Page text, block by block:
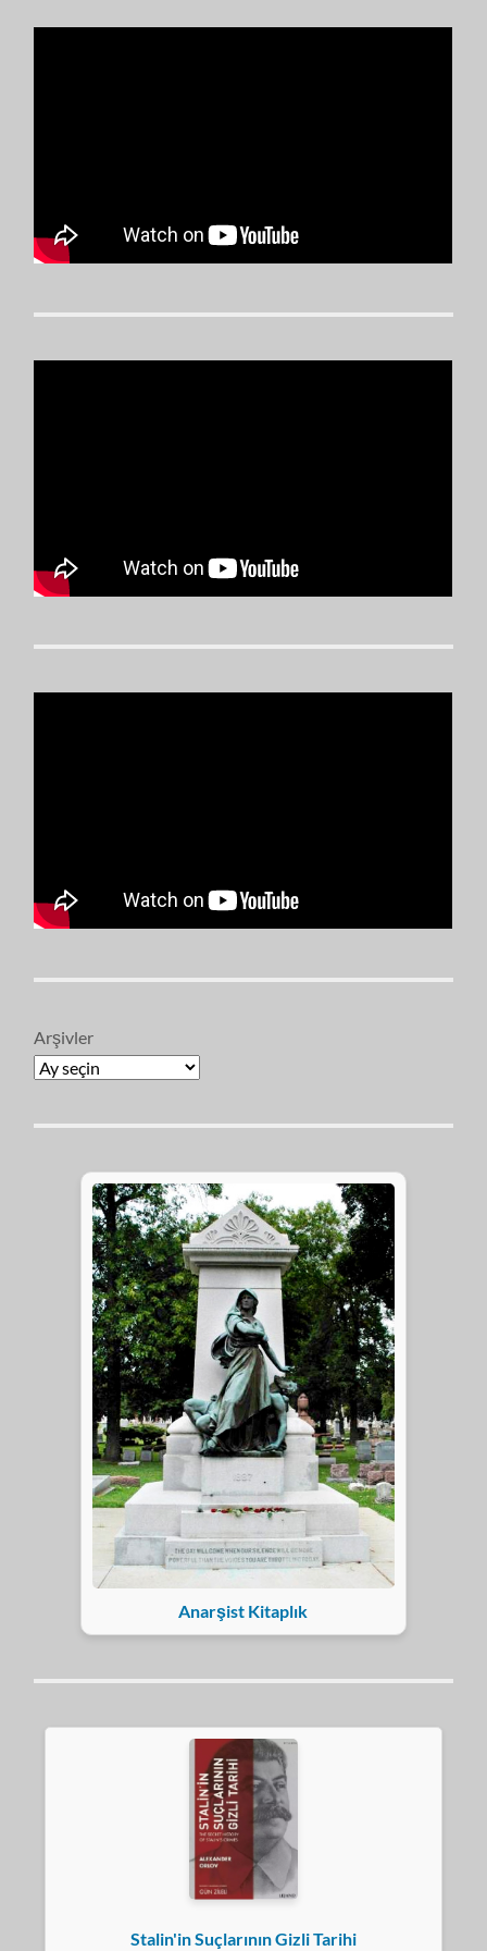
Arşivler
Anarşist Kitaplık
Stalin'in Suçlarının Gizli Tarihi